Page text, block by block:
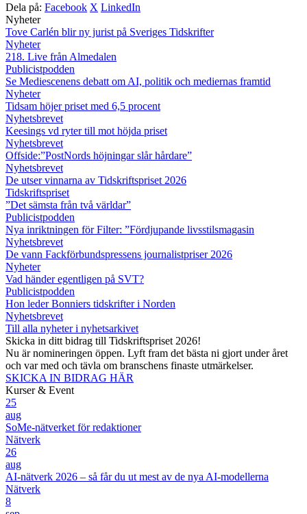
Dela på: Facebook X LinkedIn
Nyheter
Tove Carlén blir ny jurist på Sveriges Tidskrifter
Nyheter
218. Live från Almedalen
Publicistpodden
Se Mediescenens debatt om AI, politik och mediernas framtid
Nyheter
Tidsam höjer priset med 6,5 procent
Nyhetsbrevet
Keesings vd ryter till mot höjda priset
Nyhetsbrevet
Offside:”PostNords höjningar slår hårdare”
Nyhetsbrevet
De utser vinnarna av Tidskriftspriset 2026
Tidskriftspriset
”Det sämsta från två världar”
Publicistpodden
Nya inriktningen för Filter: ”Fördjupande livsstilsmagasin
Nyhetsbrevet
De vann Fackförbundspressens journalistpriser 2026
Nyheter
Vad händer egentligen på SVT?
Publicistpodden
Hon leder Bonniers tidskrifter i Norden
Nyhetsbrevet
Till alla nyheter i nyhetsarkivet
Skicka in ditt bidrag till Tidskriftspriset 2026!
Nu är nomineringen öppen. Lyft fram det bästa ni gjort under året
och var med och tävla om branschens finaste utmärkelser.
SKICKA IN BIDRAG HÄR
Kurser & Event
25
aug
SoMe-nätverket för redaktioner
Nätverk
26
aug
AI-nätverk 2026 – så får du ut mest av de nya AI-modellerna
Nätverk
8